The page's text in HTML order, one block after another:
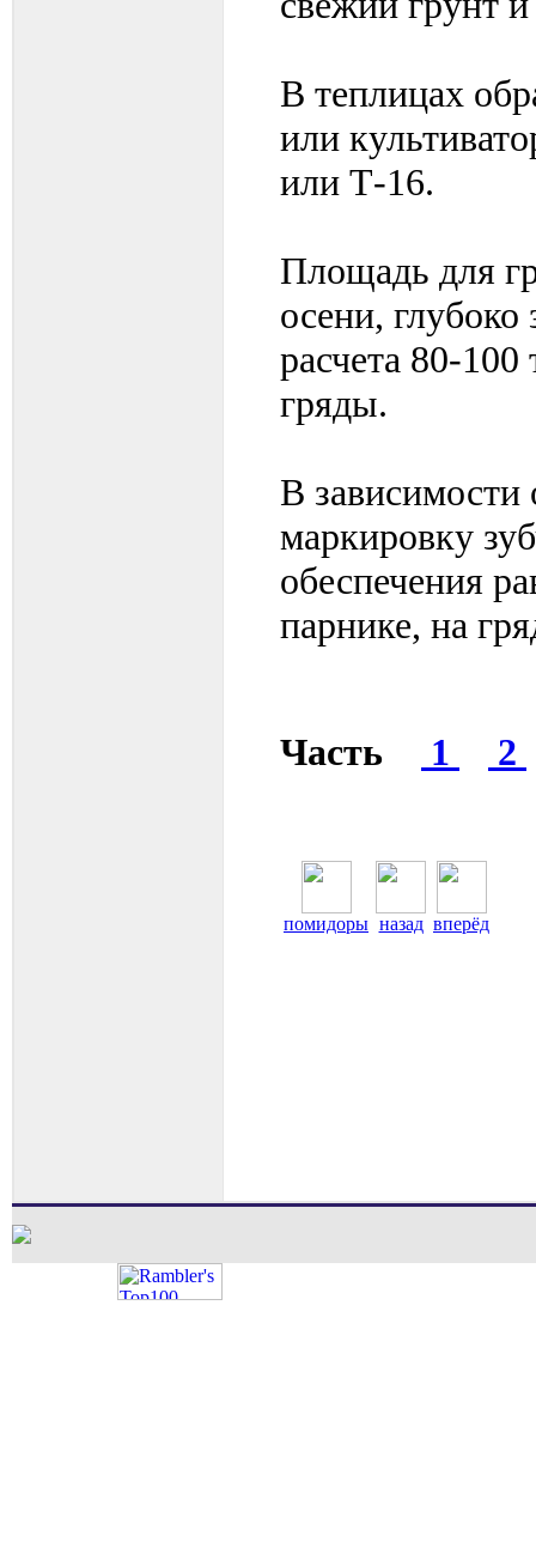
В теплицах
или
или Т-16.
Площадь для
осени,
расчета 80-
гряды.
В зависимости
маркировку
обеспечения
парнике, на
Часть 1 2
помидоры назад вперёд